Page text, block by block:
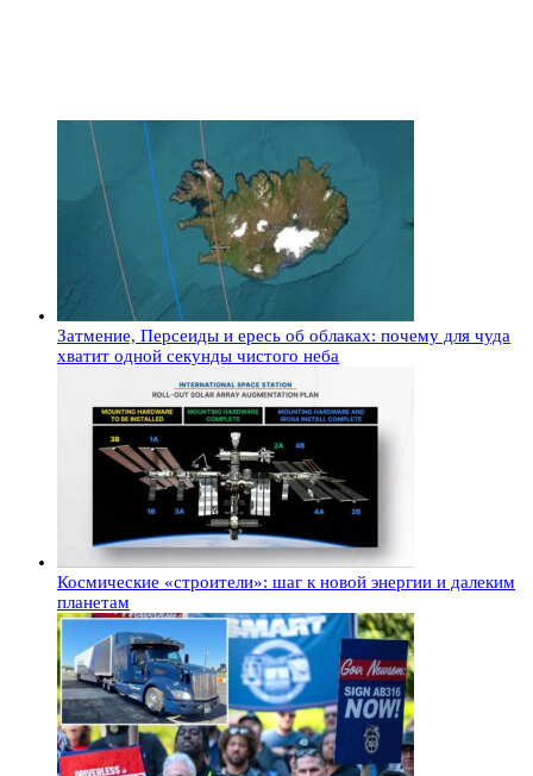
Затмение, Персеиды и ересь об облаках: почему для чуда
хватит одной секунды чистого неба
Космические «строители»: шаг к новой энергии и далеким
планетам